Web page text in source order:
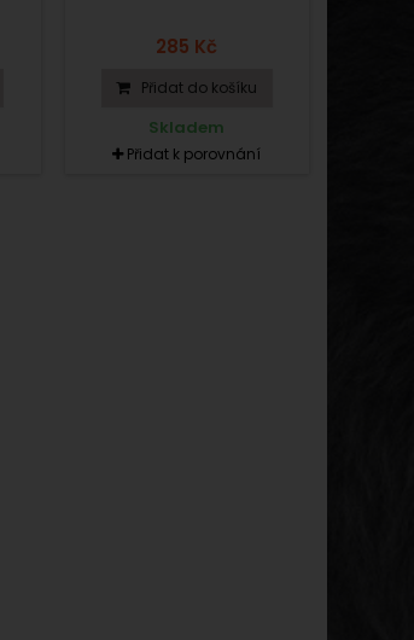
285 Kč
Přidat do košíku
Skladem
Přidat k porovnání